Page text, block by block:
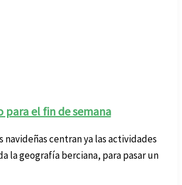
para el fin de semana
navideñas centran ya las actividades
la geografía berciana, para pasar un